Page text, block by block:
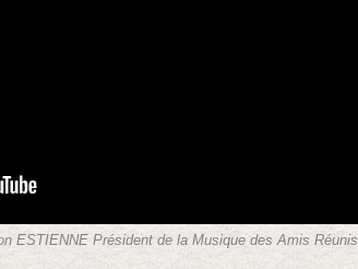
ESTIENNE Président de la Musique des Amis Réunis